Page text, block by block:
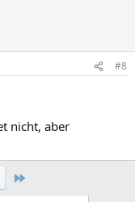
#8
nicht, aber